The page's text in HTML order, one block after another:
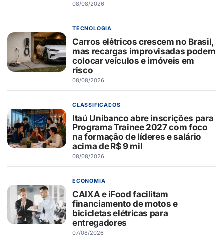
08/08/2026
TECNOLOGIA
Carros elétricos crescem no Brasil,
mas recargas improvisadas podem
colocar veículos e imóveis em
risco
08/08/2026
CLASSIFICADOS
Itaú Unibanco abre inscrições para
Programa Trainee 2027 com foco
na formação de líderes e salário
acima de R$ 9 mil
08/08/2026
ECONOMIA
CAIXA e iFood facilitam
financiamento de motos e
bicicletas elétricas para
entregadores
07/08/2026